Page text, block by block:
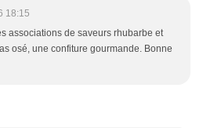
18:15
associations de saveurs rhubarbe et
osé, une confiture gourmande. Bonne